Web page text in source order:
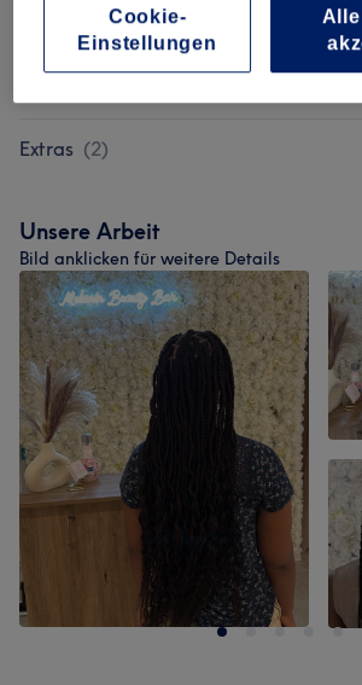
Haarverlängerungen
Extras (2)
Unsere Arbeit
Bild anklicken für weitere Details
Cookie-
Einstellungen